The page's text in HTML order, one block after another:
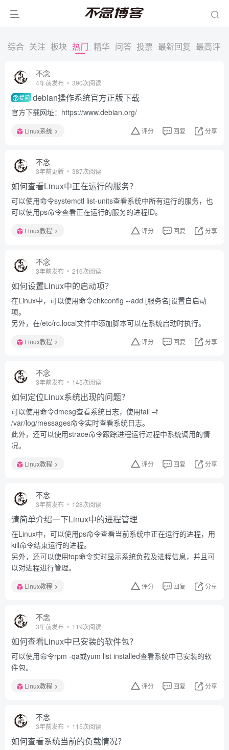
综合 关注 板块 热门 精华 问答 投票 最新回复 最高评分
不念
4年前发布 390次阅读
提问 debian操作系统官方正版下载
官方下载网址：https://www.debian.org/
Linux系统 评分 回复 分享
不念
3年前更新 387次阅读
如何查看Linux中正在运行的服务？
可以使用命令systemctl list-units查看系统中所有运行的服务，也
可以使用ps命令查看正在运行的服务的进程ID。
Linux教程 评分 回复 分享
不念
3年前发布 216次阅读
如何设置Linux中的启动项？
在Linux中，可以使用命令chkconfig --add [服务名]设置自启动
项。
另外，在/etc/rc.local文件中添加脚本可以在系统启动时执行。
Linux教程 评分 回复 分享
不念
3年前发布 145次阅读
如何定位Linux系统出现的问题？
可以使用命令dmesg查看系统日志，使用tail –f
/var/log/messages命令实时查看系统日志。
此外，还可以使用strace命令跟踪进程运行过程中系统调用的情
况。
Linux教程 评分 回复 分享
不念
3年前发布 128次阅读
请简单介绍一下Linux中的进程管理
在Linux中，可以使用ps命令查看当前系统中正在运行的进程，用
kill命令结束运行的进程。
另外，还可以使用top命令实时显示系统负载及进程信息，并且可
以对进程进行管理。
Linux教程 评分 回复 分享
不念
3年前发布 119次阅读
如何查看Linux中已安装的软件包？
可以使用命令rpm -qa或yum list installed查看系统中已安装的软
件包。
Linux教程 评分 回复 分享
不念
3年前发布 115次阅读
如何查看系统当前的负载情况？